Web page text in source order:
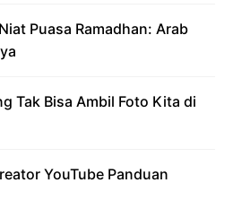
Puasa Ramadhan: Arab
Tak Bisa Ambil Foto Kita di
YouTube Panduan